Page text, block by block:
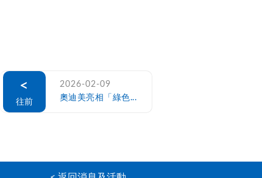
<
往前
2026-02-09
奧迪美亮相「綠色...